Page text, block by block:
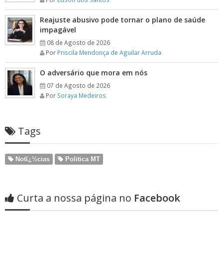
Reajuste abusivo pode tornar o plano de saúde
impagável
08 de Agosto de 2026
Por Priscila Mendonça de Aguilar Arruda
O adversário que mora em nós
07 de Agosto de 2026
Por Soraya Medeiros
Tags
Notï¿½cias Politica MT
Curta a nossa página no Facebook